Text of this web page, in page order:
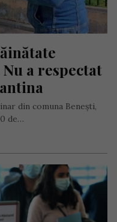
a respectat
din comuna Benești,
de…